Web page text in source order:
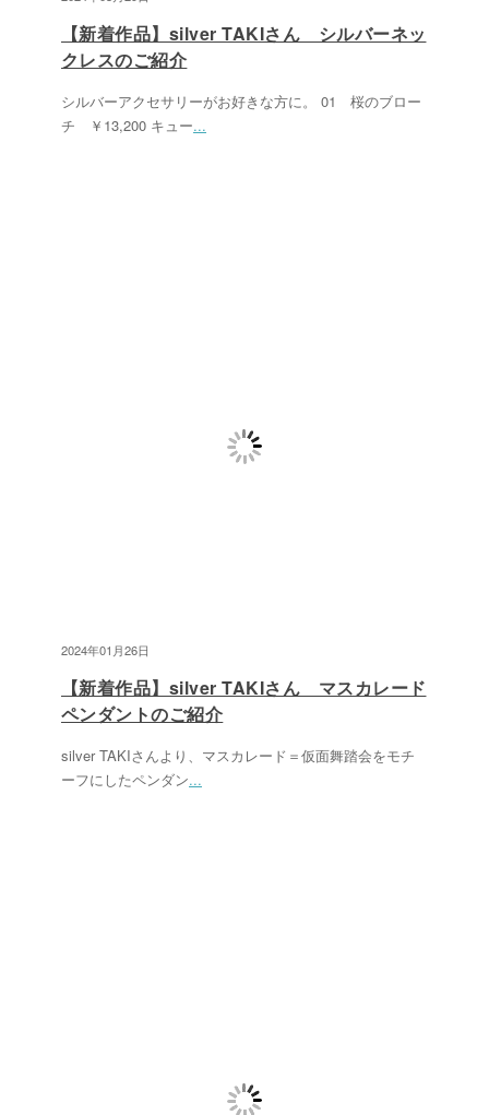
【新着作品】silver TAKIさん シルバーネッ
クレスのご紹介
シルバーアクセサリーがお好きな方に。 01 桜のブロー
チ ￥13,200 キュー...
2024年01月26日
【新着作品】silver TAKIさん マスカレード
ペンダントのご紹介
silver TAKIさんより、マスカレード＝仮面舞踏会をモチ
ーフにしたペンダン...